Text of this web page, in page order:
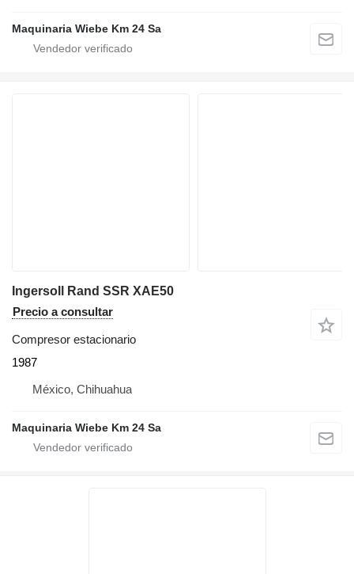
Maquinaria Wiebe Km 24 Sa
Ingersoll Rand SSR XAE50
Precio a consultar
Compresor estacionario
1987
México, Chihuahua
Maquinaria Wiebe Km 24 Sa